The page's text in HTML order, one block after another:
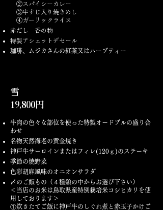
②スパイシーカレー
③牛すじ入り焼きめし
④ガーリックライス
赤だし 香の物
特製アシェットデセール
珈琲、ムジカさんの紅茶又はハーブティー
雪
19,800円
牛肉の色々な部位を使った特製オードブルの盛り合
わせ
名物天然海老の黄金焼き
神戸牛サーロインまたはフィレ(120ｇ)のステーキ
季節の焼野菜
色彩胡麻風味のオニオンサラダ
〆のご飯もの（４種類の中からお選び下さい）
＜当店のお米は鳥取県産特別栽培米コシヒカリを使
用しております＞
①炊きたてご飯に神戸牛のしぐれ煮と赤玉子かけご